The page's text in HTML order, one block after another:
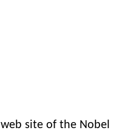
site of the Nobel